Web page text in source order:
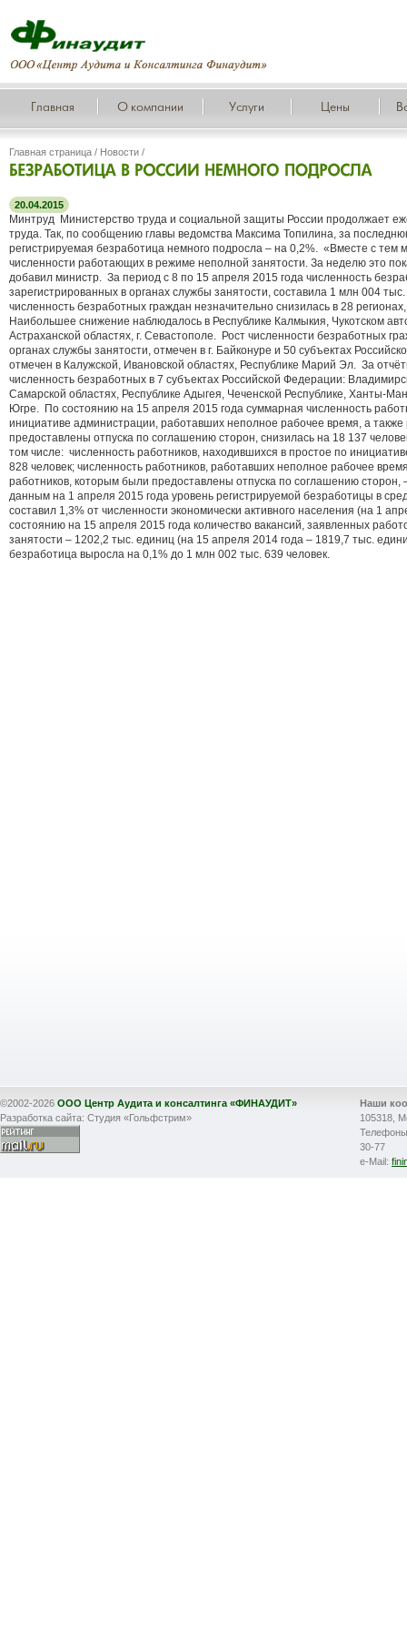
Главная О компании Услуги Цены
Главная страница / Новости /
20.04.2015
Минтруд Министерство труда и социальной защиты России продолжает
труда. Так, по сообщению главы ведомства Максима Топилина, за
регистрируемая безработица немного подросла – на 0,2%. «Вместе с тем
численности работающих в режиме неполной занятости. За неделю это
добавил министр. За период с 8 по 15 апреля 2015 года численность
зарегистрированных в органах службы занятости, составила 1 млн 004
численность безработных граждан незначительно снизилась в 28
Наибольшее снижение наблюдалось в Республике Калмыкия, Чукотском
Астраханской областях, г. Севастополе. Рост численности безработных
органах службы занятости, отмечен в г. Байконуре и 50 субъектах
отмечен в Калужской, Ивановской областях, Республике Марий Эл. За
численность безработных в 7 субъектах Российской Федерации:
Самарской областях, Республике Адыгея, Чеченской Республике, Ханты-
Югре. По состоянию на 15 апреля 2015 года суммарная численность
инициативе администрации, работавших неполное рабочее время, а
предоставлены отпуска по соглашению сторон, снизилась на 18 137
том числе: численность работников, находившихся в простое по
828 человек; численность работников, работавших неполное рабочее
работников, которым были предоставлены отпуска по соглашению
данным на 1 апреля 2015 года уровень регистрируемой безработицы в
составил 1,3% от численности экономически активного населения (на 1
состоянию на 15 апреля 2015 года количество вакансий, заявленных
занятости – 1202,2 тыс. единиц (на 15 апреля 2014 года – 1819,7 тыс.
безработица выросла на 0,1% до 1 млн 002 тыс. 639 человек.
©2002-2026 ООО Центр Аудита и консалтинга «ФИНАУДИТ»
Разработка сайта: Студия «Гольфстрим»
Наши
105318,
30-77
e-Mail: